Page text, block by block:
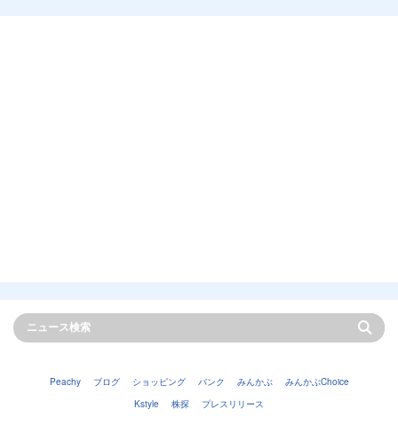
Peachy ブログ ショッピング バンク みんかぶ
みんかぶChoice
Kstyle
株探 プレスリリース